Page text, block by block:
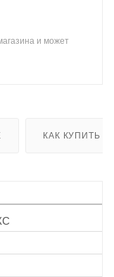
и может
КАК КУПИТЬ